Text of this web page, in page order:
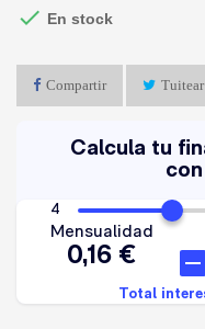
 En stock
Compartir Tuitear